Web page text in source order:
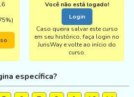
Você não está logado!
Login
Caso queira salvar este curso
em seu histórico, faça login no
JurisWay e volte ao início do
curso.
específica?